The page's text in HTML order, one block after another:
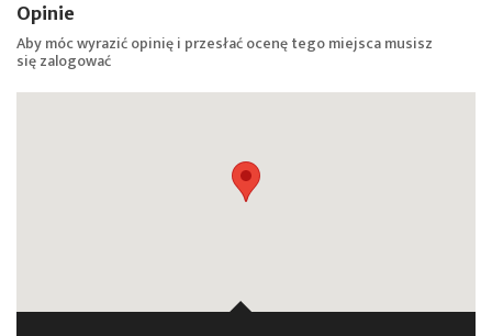
Opinie
Aby móc wyrazić opinię i przesłać ocenę tego miejsca musisz
sięzalogować